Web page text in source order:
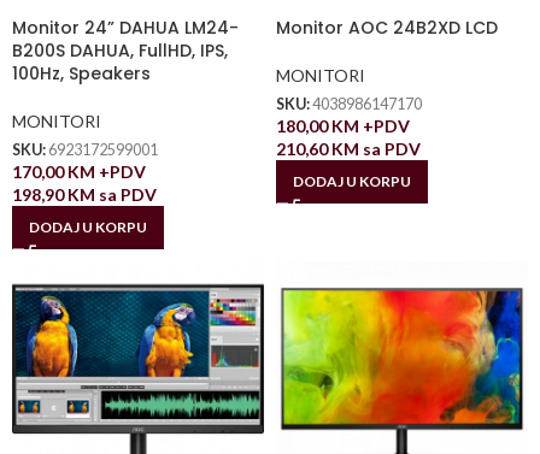
Monitor 24” DAHUA LM24-
B200S DAHUA, FullHD, IPS,
100Hz, Speakers
MONITORI
SKU: 6923172599001
170,00KM +PDV
198,90KM sa PDV
DODAJ U KORPU
Monitor AOC 24B2XD LCD
MONITORI
SKU:4038986147170
180,00KM +PDV
210,60KM sa PDV
DODAJ U KORPU